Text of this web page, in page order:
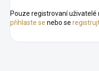
Pouze registrovaní uživatelé
přihlaste se nebo se